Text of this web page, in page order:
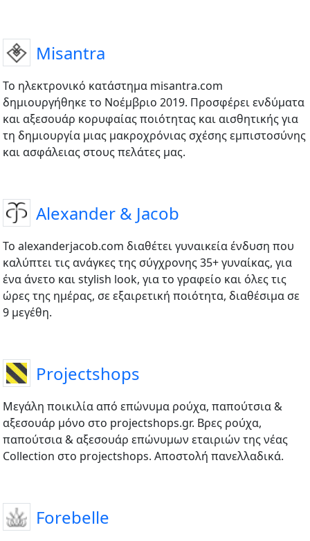
Misantra
Το ηλεκτρονικό κατάστημα misantra.com
δημιουργήθηκε το Νοέμβριο 2019. Προσφέρει ενδύματα
και αξεσουάρ κορυφαίας ποιότητας και αισθητικής για
τη δημιουργία μιας μακροχρόνιας σχέσης εμπιστοσύνης
και ασφάλειας στους πελάτες μας.
Alexander & Jacob
Το alexanderjacob.com διαθέτει γυναικεία ένδυση που
καλύπτει τις ανάγκες της σύγχρονης 35+ γυναίκας, για
ένα άνετο και stylish look, για το γραφείο και όλες τις
ώρες της ημέρας, σε εξαιρετική ποιότητα, διαθέσιμα σε
9 μεγέθη.
Projectshops
Μεγάλη ποικιλία από επώνυμα ρούχα, παπούτσια &
αξεσουάρ μόνο στο projectshops.gr. Βρες ρούχα,
παπούτσια & αξεσουάρ επώνυμων εταιριών της νέας
Collection στο projectshops. Αποστολή πανελλαδικά.
Forebelle